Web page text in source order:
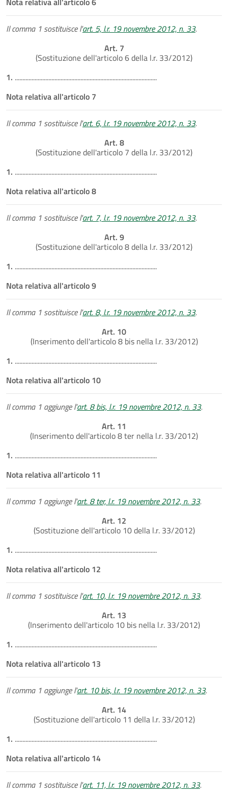
Il comma 1 sostituisce l'art. 5, l.r. 19 novembre 2012, n. 33.
Art. 7
(Sostituzione dell'articolo 6 della l.r. 33/2012)
1. .............................................................................................
Nota relativa all'articolo 7
Il comma 1 sostituisce l'art. 6, l.r. 19 novembre 2012, n. 33.
Art. 8
(Sostituzione dell'articolo 7 della l.r. 33/2012)
1. .............................................................................................
Nota relativa all'articolo 8
Il comma 1 sostituisce l'art. 7, l.r. 19 novembre 2012, n. 33.
Art. 9
(Sostituzione dell'articolo 8 della l.r. 33/2012)
1. .............................................................................................
Nota relativa all'articolo 9
Il comma 1 sostituisce l'art. 8, l.r. 19 novembre 2012, n. 33.
Art. 10
(Inserimento dell'articolo 8 bis nella l.r. 33/2012)
1. .............................................................................................
Nota relativa all'articolo 10
Il comma 1 aggiunge l'art. 8 bis, l.r. 19 novembre 2012, n. 33.
Art. 11
(Inserimento dell'articolo 8 ter nella l.r. 33/2012)
1. .............................................................................................
Nota relativa all'articolo 11
Il comma 1 aggiunge l'art. 8 ter, l.r. 19 novembre 2012, n. 33.
Art. 12
(Sostituzione dell'articolo 10 della l.r. 33/2012)
1. .............................................................................................
Nota relativa all'articolo 12
Il comma 1 sostituisce l'art. 10, l.r. 19 novembre 2012, n. 33.
Art. 13
(Inserimento dell'articolo 10 bis nella l.r. 33/2012)
1. .............................................................................................
Nota relativa all'articolo 13
Il comma 1 aggiunge l'art. 10 bis, l.r. 19 novembre 2012, n. 33.
Art. 14
(Sostituzione dell'articolo 11 della l.r. 33/2012)
1. .............................................................................................
Nota relativa all'articolo 14
Il comma 1 sostituisce l'art. 11, l.r. 19 novembre 2012, n. 33.